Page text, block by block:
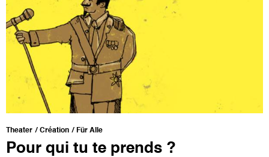
Theater Création Für Alle
Pour qui tu te prends ?